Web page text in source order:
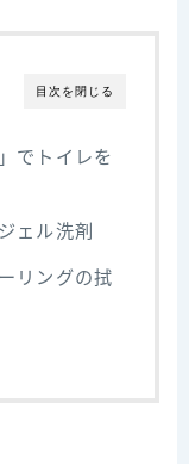
目次を閉じる
でトイレを
ェル洗剤
リングの拭